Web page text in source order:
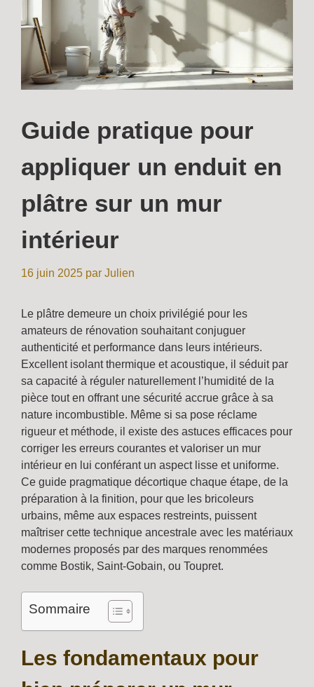
Guide pratique pour
appliquer un enduit en
plâtre sur un mur
intérieur
16 juin 2025 par Julien
Le plâtre demeure un choix privilégié pour les
amateurs de rénovation souhaitant conjuguer
authenticité et performance dans leurs intérieurs.
Excellent isolant thermique et acoustique, il séduit par
sa capacité à réguler naturellement l’humidité de la
pièce tout en offrant une sécurité accrue grâce à sa
nature incombustible. Même si sa pose réclame
rigueur et méthode, il existe des astuces efficaces pour
corriger les erreurs courantes et valoriser un mur
intérieur en lui conférant un aspect lisse et uniforme.
Ce guide pragmatique décortique chaque étape, de la
préparation à la finition, pour que les bricoleurs
urbains, même aux espaces restreints, puissent
maîtriser cette technique ancestrale avec les matériaux
modernes proposés par des marques renommées
comme Bostik, Saint-Gobain, ou Toupret.
Sommaire
Les fondamentaux pour